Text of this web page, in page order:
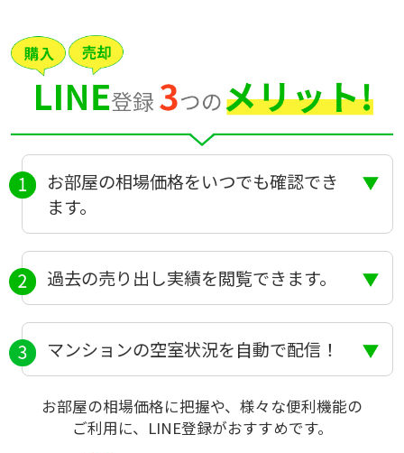
お部屋の相場価格をいつでも確認でき
ます。
過去の売り出し実績を閲覧できます。
マンションの空室状況を自動で配信！
お部屋の相場価格に把握や、様々な便利機能の
ご利用に、LINE登録がおすすめです。